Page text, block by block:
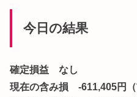
今日の結果
確定損益 なし
現在の含み損 -611,405円（